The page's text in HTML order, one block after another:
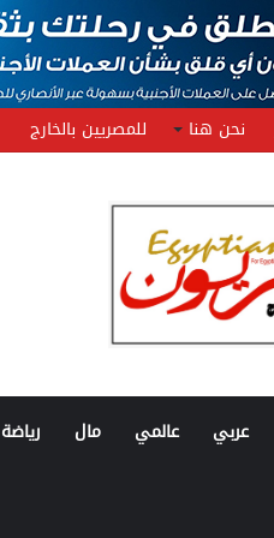
نحن هنا للمصريين بالخارج
عربي عالمي مال رياضة